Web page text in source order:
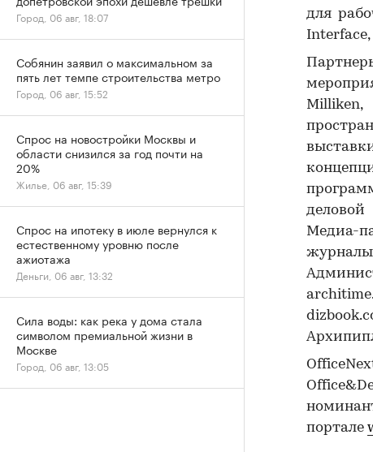
для
Interface,
Milliken,
Медиа-
портале
Город, 06 авг, 18:07
Собянин заявил о максимальном за
пять лет темпе строительства метро
Город, 06 авг, 15:52
Спрос на новостройки Москвы и
области снизился за год почти на
20%
Жилье, 06 авг, 15:39
Спрос на ипотеку в июле вернулся к
естественному уровню после
ажиотажа
Деньги, 06 авг, 13:32
Сила воды: как река у дома стала
символом премиальной жизни в
Москве
Город, 06 авг, 13:05